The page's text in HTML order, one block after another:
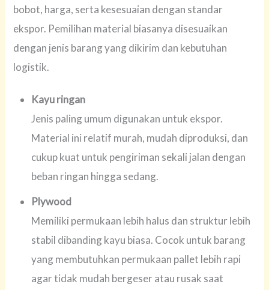
bobot, harga, serta kesesuaian dengan standar
ekspor. Pemilihan material biasanya disesuaikan
dengan jenis barang yang dikirim dan kebutuhan
logistik.
Kayu ringan
Jenis paling umum digunakan untuk ekspor.
Material ini relatif murah, mudah diproduksi, dan
cukup kuat untuk pengiriman sekali jalan dengan
beban ringan hingga sedang.
Plywood
Memiliki permukaan lebih halus dan struktur lebih
stabil dibanding kayu biasa. Cocok untuk barang
yang membutuhkan permukaan pallet lebih rapi
agar tidak mudah bergeser atau rusak saat